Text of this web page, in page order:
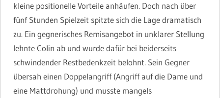
kleine positionelle Vorteile anhäufen. Doch nach über
fünf Stunden Spielzeit spitzte sich die Lage dramatisch
zu. Ein gegnerisches Remisangebot in unklarer Stellung
lehnte Colin ab und wurde dafür bei beiderseits
schwindender Restbedenkzeit belohnt. Sein Gegner
übersah einen Doppelangriff (Angriff auf die Dame und
eine Mattdrohung) und musste mangels